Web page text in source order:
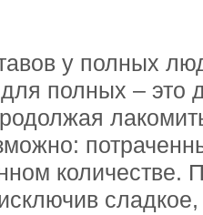
у полных
полных – это
количестве.